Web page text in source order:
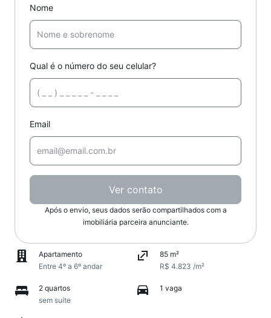
Nome
Qual é o número do seu celular?
Email
Ver contato
Após o envio, seus dados serão compartilhados com a
imobiliária parceira anunciante.
Apartamento
Entre 4º a 6º andar
85 m²
R$ 4.823 /m²
2 quartos
sem suíte
1 vaga